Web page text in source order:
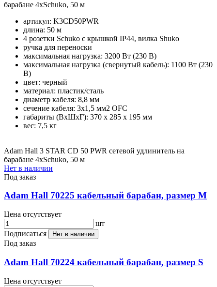
барабане 4хSchuko, 50 м
артикул: K3CD50PWR
длина: 50 м
4 розетки Schuko с крышкой IP44, вилка Shuko
ручка для переноски
максимальная нагрузка: 3200 Вт (230 В)
максимальная нагрузка (свернутый кабель): 1100 Вт (230
В)
цвет: черный
материал: пластик/сталь
диаметр кабеля: 8,8 мм
сечение кабеля: 3х1,5 мм2 OFC
габариты (ВхШхГ): 370 х 285 х 195 мм
вес: 7,5 кг
Adam Hall 3 STAR CD 50 PWR сетевой удлинитель на
барабане 4хSchuko, 50 м
Нет в наличии
Под заказ
Adam Hall 70225 кабельный барабан, размер М
Цена отсутствует
шт
Подписаться
Нет в наличии
Под заказ
Adam Hall 70224 кабельный барабан, размер S
Цена отсутствует